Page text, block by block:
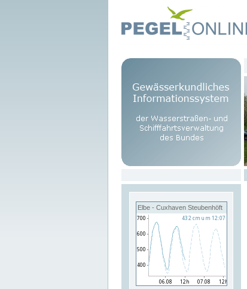
Elbe - Cuxhaven Steubenhöft